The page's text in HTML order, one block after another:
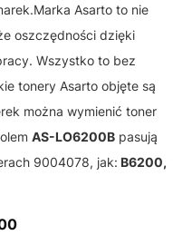
Asarto to nie
oszczędności dzięki
Wszystko to bez
tonery Asarto objęte są
można wymienić toner
AS-LO6200B pasują
9004078, jak: B6200,